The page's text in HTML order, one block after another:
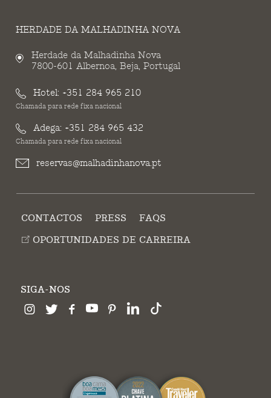
HERDADE DA MALHADINHA NOVA
Herdade da Malhadinha Nova
7800-601 Albernoa, Beja, Portugal
Hotel: +351 284 965 210
Chamada para rede fixa nacional
Adega: +351 284 965 432
Chamada para rede fixa nacional
reservas@malhadinhanova.pt
CONTACTOS PRESS
FAQS
OPORTUNIDADES DE CARREIRA
SIGA-NOS